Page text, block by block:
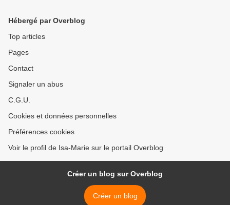
Hébergé par Overblog
Top articles
Pages
Contact
Signaler un abus
C.G.U.
Cookies et données personnelles
Préférences cookies
Voir le profil de Isa-Marie sur le portail Overblog
Créer un blog sur Overblog
Créer un blog